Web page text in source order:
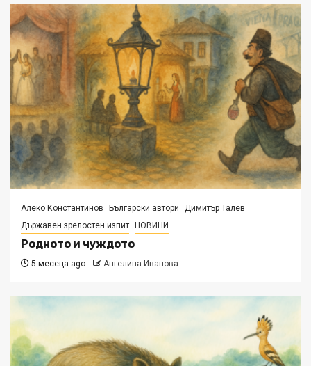
Алеко Константинов Български автори
Димитър Талев
Държавен зрелостен изпит
НОВИНИ
Родното и чуждото
5 месеца ago Ангелина Иванова